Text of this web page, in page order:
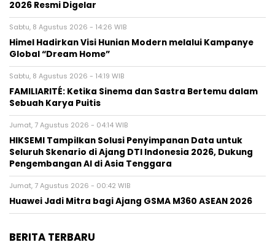
2026 Resmi Digelar
Sabtu, 8 Agustus 2026 - 14:26 WIB
Himel Hadirkan Visi Hunian Modern melalui Kampanye
Global “Dream Home”
Sabtu, 8 Agustus 2026 - 14:19 WIB
FAMILIARITÉ: Ketika Sinema dan Sastra Bertemu dalam
Sebuah Karya Puitis
Jumat, 7 Agustus 2026 - 04:14 WIB
HIKSEMI Tampilkan Solusi Penyimpanan Data untuk
Seluruh Skenario di Ajang DTI Indonesia 2026, Dukung
Pengembangan AI di Asia Tenggara
Jumat, 7 Agustus 2026 - 00:42 WIB
Huawei Jadi Mitra bagi Ajang GSMA M360 ASEAN 2026
BERITA TERBARU